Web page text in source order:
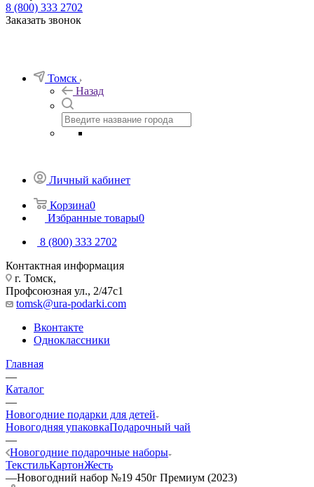
8 (800) 333 2702
Заказать звонок
Томск
Назад
Личный кабинет
Корзина0
Избранные товары0
8 (800) 333 2702
Контактная информация
г. Томск,
Профсоюзная ул., 2/47с1
tomsk@ura-podarki.com
Вконтакте
Одноклассники
Главная
—
Каталог
—
Новогодние подарки для детей
Новогодняя упаковкаПодарочный чай
—
Новогодние подарочные наборы
ТекстильКартонЖесть
—Новогодний набор №19 450г Премиум (2023)